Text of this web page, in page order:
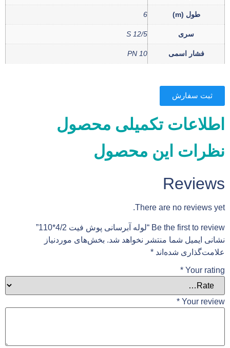
طول (m) 6
سری S 12/5
فشار اسمی PN 10
ثبت سفارش
اطلاعات تکمیلی محصول
نظرات این محصول
Reviews
There are no reviews yet.
Be the first to review “لوله آبرسانی پوش فیت 4/2*110”
نشانی ایمیل شما منتشر نخواهد شد. بخش‌های موردنیاز
علامت‌گذاری شده‌اند *
Your rating
*
Your review
*